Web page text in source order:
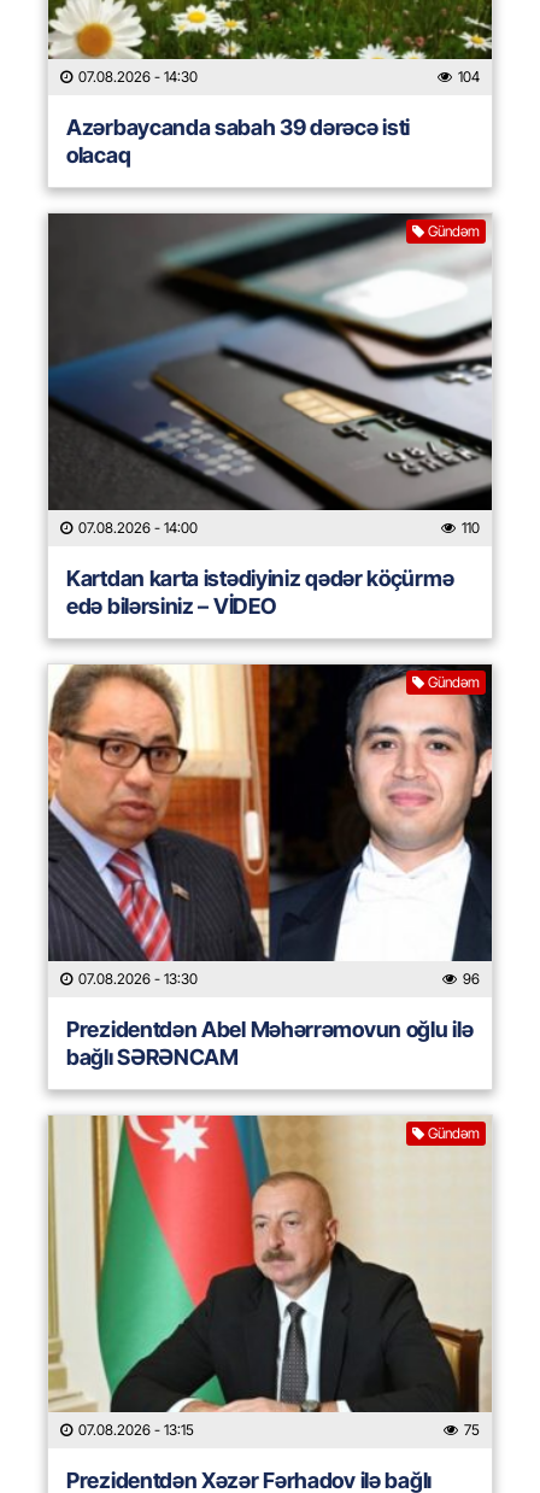
07.08.2026 - 14:30 104
Azərbaycanda sabah 39 dərəcə isti
olacaq
Gündəm
07.08.2026 - 14:00 110
Kartdan karta istədiyiniz qədər köçürmə
edə bilərsiniz – VİDEO
Gündəm
07.08.2026 - 13:30 96
Prezidentdən Abel Məhərrəmovun oğlu ilə
bağlı SƏRƏNCAM
Gündəm
07.08.2026 - 13:15 75
Prezidentdən Xəzər Fərhadov ilə bağlı